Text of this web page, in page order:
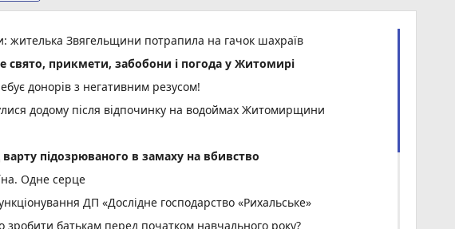
жителька Звягельщини потрапила на гачок шахраїв
свято, прикмети, забобони і погода у Житомирі
донорів з негативним резусом!
додому після відпочинку на водоймах Житомирщини
варту підозрюваного в замаху на вбивство
Одне серце
ДП «Дослідне господарство «Рихальське»
батькам перед початком навчального року?